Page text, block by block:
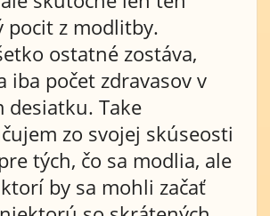
pocit z modlitby.
ostatné zostáva,
iba počet zdravasov v
desiatku. Take
zo svojej skúseosti
tých, čo sa modlia, ale
by sa mohli začať